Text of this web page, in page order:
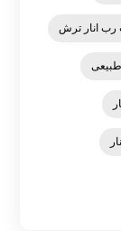
رب انار ترش